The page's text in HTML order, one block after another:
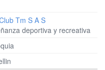
Tm S A S
deportiva y recreativa